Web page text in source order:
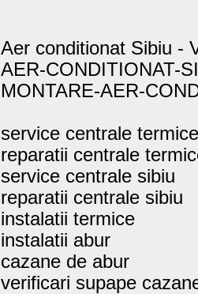
Aer conditionat Sibiu -
AER-CONDITIONAT-
MONTARE-AER-
service centrale
reparatii centrale
service centrale sibiu
reparatii centrale sibiu
instalatii termice
instalatii abur
cazane de abur
verificari supape